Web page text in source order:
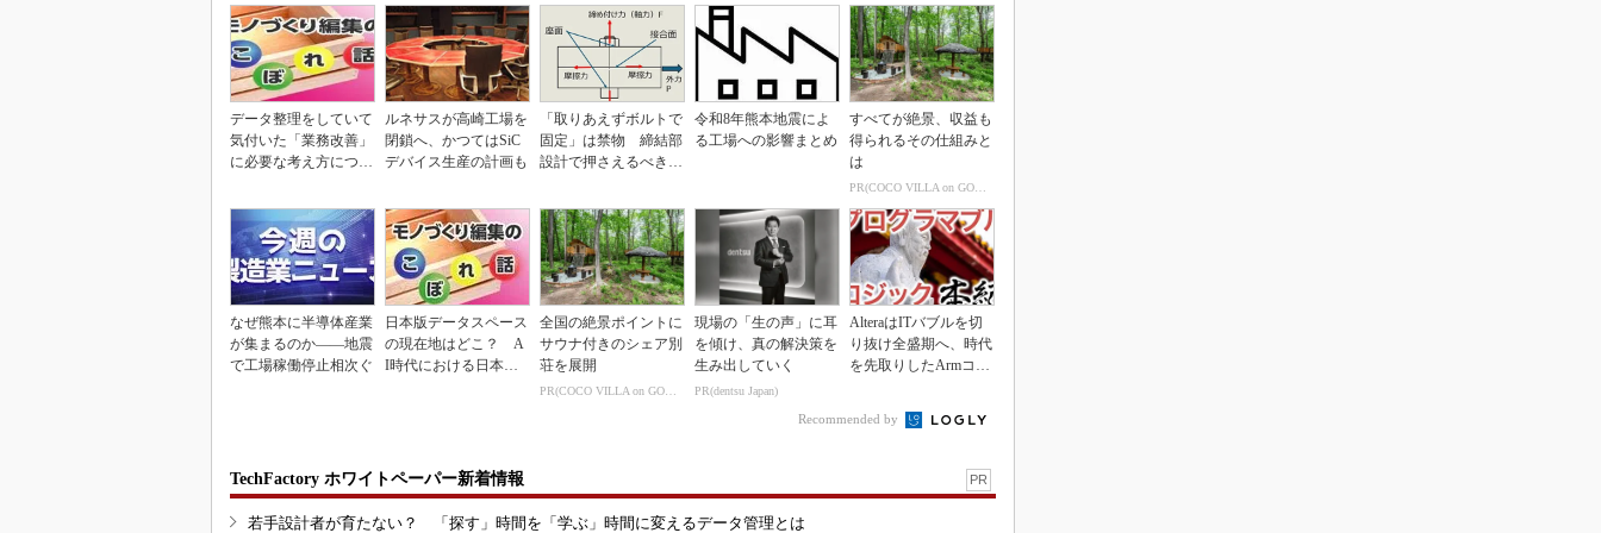
データ整理をしていて
気付いた「業務改善」
に必要な考え方につい
ルネサスが高崎工場を
閉鎖へ、かつてはSiC
デバイス生産の計画も
「取りあえずボルトで
固定」は禁物 締結部
設計で押さえるべき基
令和8年熊本地震によ
る工場への影響まとめ
すべてが絶景、収益も
得られるその仕組みと
は
PR(COCO VILLA on GOETHE)
なぜ熊本に半導体産業
が集まるのか――地震
で工場稼働停止相次ぐ
日本版データスペース
の現在地はどこ？ A
I時代における日本の
全国の絶景ポイントに
サウナ付きのシェア別
荘を展開
PR(COCO VILLA on GOETHE)
現場の「生の声」に耳
を傾け、真の解決策を
生み出していく
PR(dentsu Japan)
AlteraはITバブルを切
り抜け全盛期へ、時代
を先取りしたArmコア
Recommended by
TechFactory ホワイトペーパー新着情報 PR
若手設計者が育たない？ 「探す」時間を「学ぶ」時間に変えるデータ管理とは